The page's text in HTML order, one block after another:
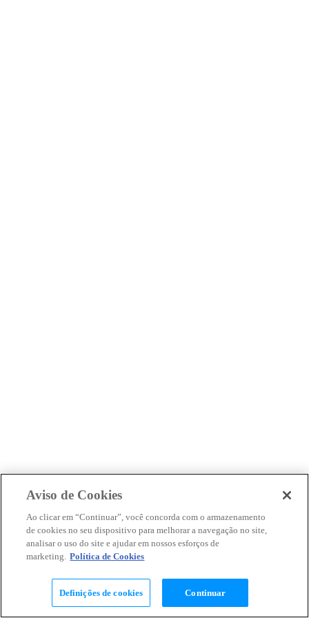
Aviso de Cookies
Ao clicar em “Continuar”, você concorda com o armazenamento
de cookies no seu dispositivo para melhorar a navegação no site,
analisar o uso do site e ajudar em nossos esforços de
marketing. Política de Cookies
Definições de cookies Continuar